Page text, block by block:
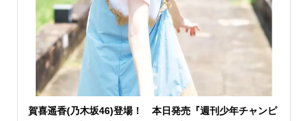
賀喜遥香(乃木坂46)登場！ 本日発売『週刊少年チャンピ